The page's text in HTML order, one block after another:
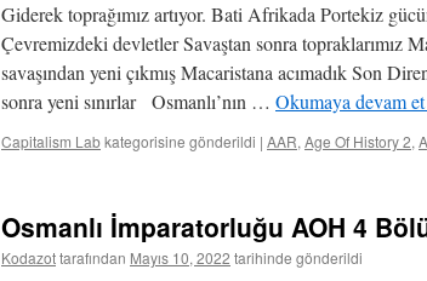
Giderek toprağımız artıyor. Bati Afrikada Portekiz
Çevremizdeki devletler Savaştan sonra topraklarımız
savaşından yeni çıkmış Macaristana acımadık Son
sonra yeni sınırlar Osmanlı’nın … Okumaya devam et
Capitalism Labkategorisine gönderildi | AAR, Age Of History 2,
Osmanlı İmparatorluğu AOH 4
Kodazottarafından Mayıs 10, 2022 tarihinde gönderildi